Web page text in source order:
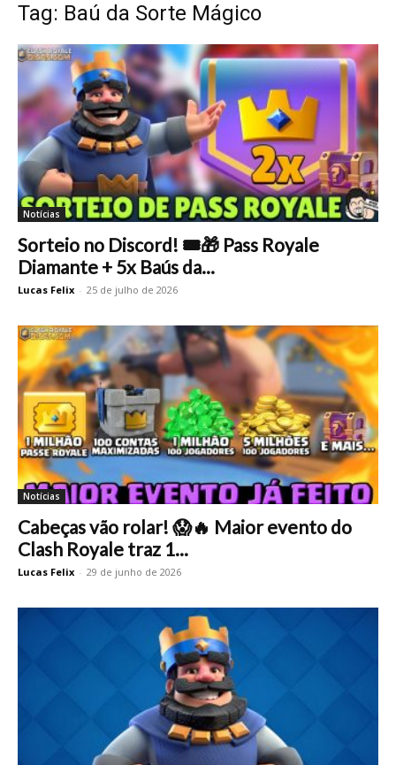
Tag: Baú da Sorte Mágico
Notícias
Sorteio no Discord! 🎟️🎁 Pass Royale
Diamante + 5x Baús da...
Lucas Felix - 25 de julho de 2026
Notícias
Cabeças vão rolar! 😱🔥 Maior evento do
Clash Royale traz 1...
Lucas Felix - 29 de junho de 2026